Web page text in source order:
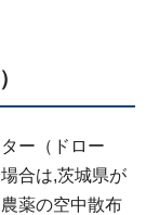
ー（ドロー
合は,茨城県が
薬の空中散布